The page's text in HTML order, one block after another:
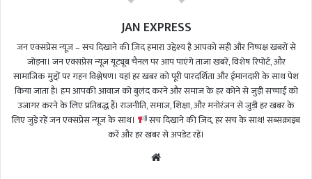
JAN EXPRESS
जन एक्सप्रेस न्यूज़ – सच दिखाने की ज़िद हमारा उद्देश्य है आपको सही और निष्पक्ष खबरों से
जोड़ना। जन एक्सप्रेस न्यूज़ यूट्यूब चैनल पर आप पाएंगे ताजा खबरें, विशेष रिपोर्ट, और
सामाजिक मुद्दों पर गहन विश्लेषण। यहां हर खबर को पूरी पारदर्शिता और ईमानदारी के साथ पेश
किया जाता है। हम आपकी आवाज़ को बुलंद करने और समाज के हर कोने से जुड़ी सच्चाई को
उजागर करने के लिए प्रतिबद्ध हैं। राजनीति, समाज, शिक्षा, और मनोरंजन से जुड़ी हर खबर के
लिए जुड़े रहें जन एक्सप्रेस न्यूज़ के साथ।
सच दिखाने की ज़िद, हर सच के साथ! सब्सक्राइब
करें और हर खबर से अपडेट रहें।